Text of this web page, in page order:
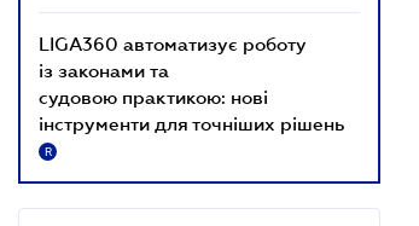
LIGA360 автоматизує роботу
із законами та
судовою практикою: нові
інструменти для точніших рішень
R